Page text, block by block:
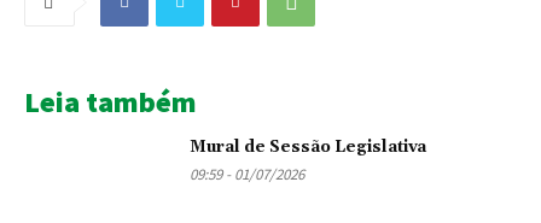
Leia também
Mural de Sessão Legislativa
09:59 - 01/07/2026